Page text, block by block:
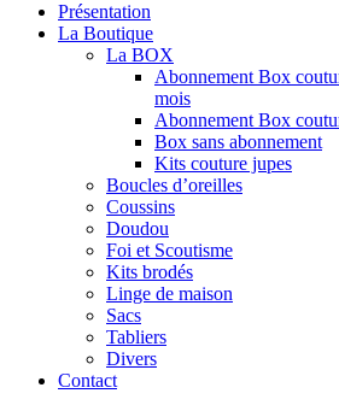
Présentation
La Boutique
La BOX
Abonnement Box
mois
Abonnement Box
Box sans abonnement
Kits couture jupes
Boucles d’oreilles
Coussins
Doudou
Foi et Scoutisme
Kits brodés
Linge de maison
Sacs
Tabliers
Divers
Contact